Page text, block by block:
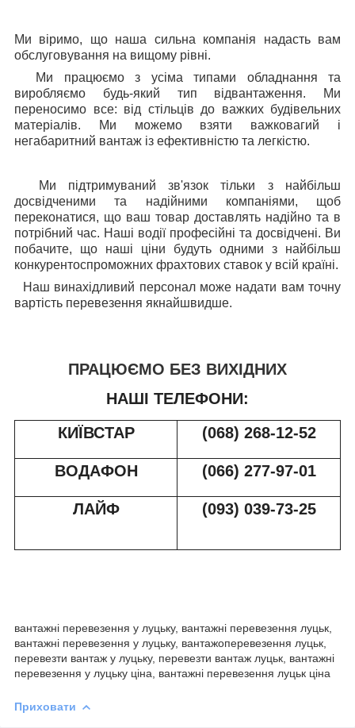
Ми віримо, що наша сильна компанія надасть вам
обслуговування на вищому рівні.
Ми працюємо з усіма типами обладнання та
виробляємо будь-який тип відвантаження. Ми
переносимо все: від стільців до важких будівельних
матеріалів. Ми можемо взяти важковагий і
негабаритний вантаж із ефективністю та легкістю.
Ми підтримуваний зв'язок тільки з найбільш
досвідченими та надійними компаніями, щоб
переконатися, що ваш товар доставлять надійно та в
потрібний час. Наші водії професійні та досвідчені. Ви
побачите, що наші ціни будуть одними з найбільш
конкурентоспроможних фрахтових ставок у всій країні.
Наш винахідливий персонал може надати вам точну
вартість перевезення якнайшвидше.
ПРАЦЮЄМО БЕЗ ВИХІДНИХ
НАШІ ТЕЛЕФОНИ:
КИЇВСТАР
(068) 268-12-52
ВОДАФОН (066) 277-97-01
ЛАЙФ (093) 039-73-25
вантажні перевезення у луцьку, вантажні перевезення луцьк,
вантажні перевезення у луцьку, вантажоперевезення луцьк,
перевезти вантаж у луцьку, перевезти вантаж луцьк, вантажні
перевезення у луцьку ціна, вантажні перевезення луцьк ціна
Приховати